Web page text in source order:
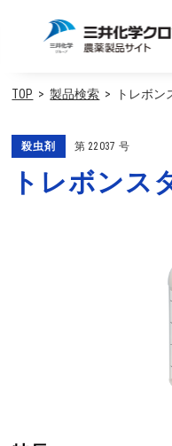
TOP 製品検索 トレボン
殺虫剤 第 22037 号
トレボンス